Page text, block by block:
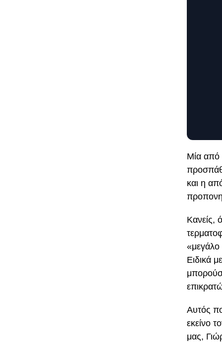
Μία από
και η
Κανείς,
«μεγάλο
Ειδικά
Αυτός
εκείνο
μας,